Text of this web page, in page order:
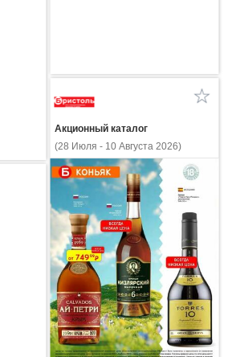
Акционный каталог
(28 Июля - 10 Августа 2026)